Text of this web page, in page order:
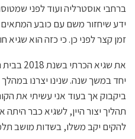
ברחבי אוסטרליה ועוד לפני
ידע שיחזור משם עם כובע
זמן קצר לפני כן. כי כזה הוא שגיא
את שגיא
יחד במשך שנה. שנינו יצרנו
ביקבוק אך בעוד אני עשיתי את
תהליך יצור היין, לשגיא כבר
להקים יקב משלו, בשדות מושב